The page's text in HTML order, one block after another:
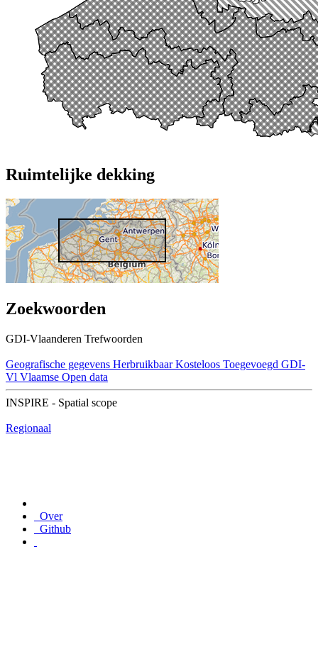
Ruimtelijke dekking
Zoekwoorden
GDI-Vlaanderen Trefwoorden
Geografische gegevens Herbruikbaar Kosteloos Toegevoegd GDI-
Vl Vlaamse Open data
INSPIRE - Spatial scope
Regionaal
Over
Github